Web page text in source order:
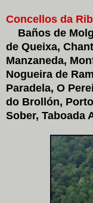
Concellos da
Baños de
de Queixa,
Manzaneda,
Nogueira de
Paradela, O
do Brollón,
Sober, Taboada